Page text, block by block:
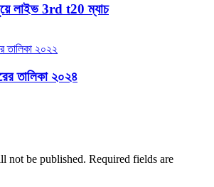
লাইভ 3rd t20 ম্যাচ
তালিকা ২০২৪
not be published. Required fields are